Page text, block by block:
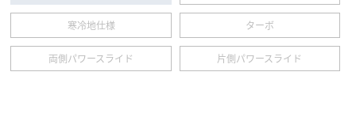
寒冷地仕様 ターボ
両側パワースライド 片側パワースライド